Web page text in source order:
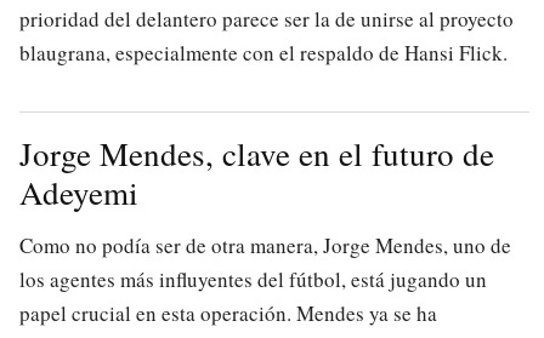
prioridad del delantero parece ser la de unirse al proyecto
blaugrana, especialmente con el respaldo de Hansi Flick.
Jorge Mendes, clave en el futuro de
Adeyemi
Como no podía ser de otra manera, Jorge Mendes, uno de
los agentes más influyentes del fútbol, está jugando un
papel crucial en esta operación. Mendes ya se ha